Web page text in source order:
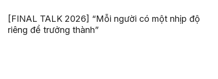
[FINAL TALK 2026] “Mỗi người có một nhịp độ
riêng để trưởng thành”